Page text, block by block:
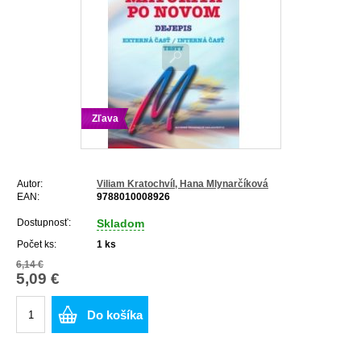
Zľava
Autor:
Viliam Kratochvíl, Hana Mlynarčíková
EAN:
9788010008926
Dostupnosť: Skladom
Počet ks: 1 ks
6,14 €
5,09 €
Do košíka